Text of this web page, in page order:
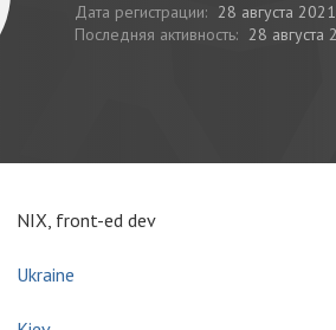
Дата регистрации: 28 августа 2021
Последняя активность: 28 августа
NIX, front-ed dev
Ukraine